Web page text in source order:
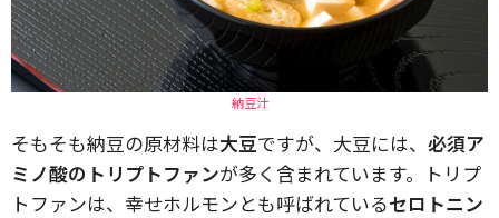
納豆汁
そもそも納豆の原材料は大豆ですが、大豆には、 必須ア
ミノ酸のトリプトファンが多く含まれています。トリプ
トファンは、幸せホルモンとも呼ばれているセロトニン